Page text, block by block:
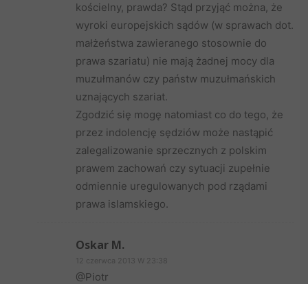
kościelny, prawda? Stąd przyjąć można, że
wyroki europejskich sądów (w sprawach dot.
małżeństwa zawieranego stosownie do
prawa szariatu) nie mają żadnej mocy dla
muzułmanów czy państw muzułmańskich
uznających szariat.
Zgodzić się mogę natomiast co do tego, że
przez indolencję sędziów może nastąpić
zalegalizowanie sprzecznych z polskim
prawem zachowań czy sytuacji zupełnie
odmiennie uregulowanych pod rządami
prawa islamskiego.
Oskar M.
12 czerwca 2013 W 23:38
@Piotr